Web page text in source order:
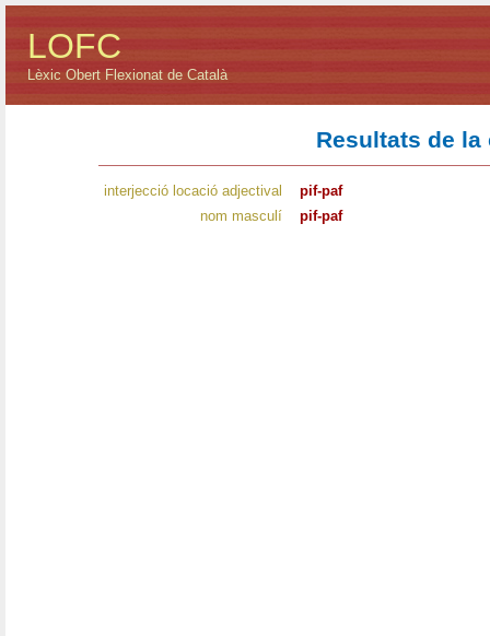
LOFC
Lèxic Obert Flexionat de Català
Resultats de la
interjecció locació adjectival
pif-paf
nom masculí
pif-paf